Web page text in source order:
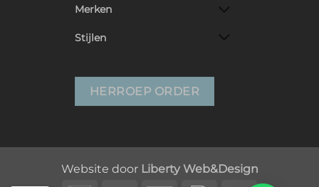
Merken
Stijlen
HERROEP ORDER
Website door Liberty Web&Design